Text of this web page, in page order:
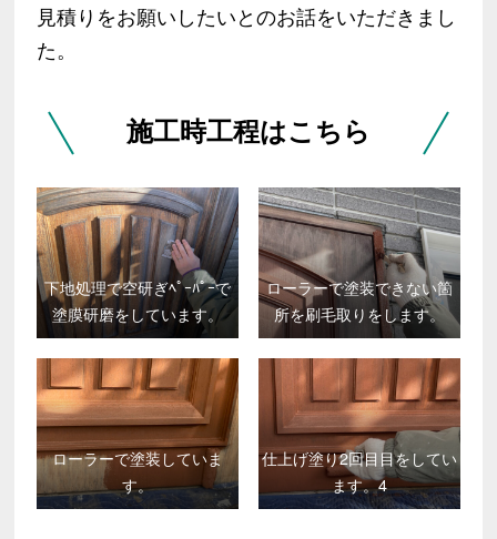
見積りをお願いしたいとのお話をいただきまし
た。
施工時工程はこちら
下地処理で空研ぎﾍﾟｰﾊﾟｰで
塗膜研磨をしています。
ローラーで塗装できない箇
所を刷毛取りをします。
ローラーで塗装していま
す。
仕上げ塗り2回目目をしてい
ます。4